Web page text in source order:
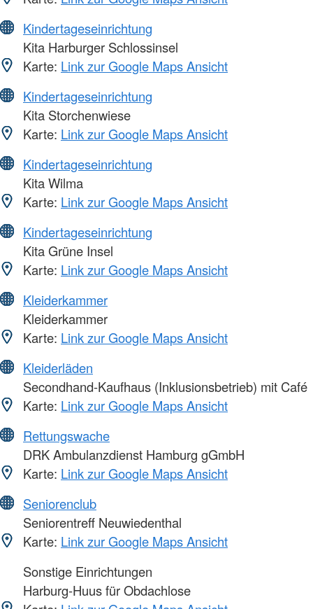
Kindertageseinrichtung
Kita Harburger Schlossinsel
Karte: Link zur Google Maps Ansicht
Kindertageseinrichtung
Kita Storchenwiese
Karte: Link zur Google Maps Ansicht
Kindertageseinrichtung
Kita Wilma
Karte: Link zur Google Maps Ansicht
Kindertageseinrichtung
Kita Grüne Insel
Karte: Link zur Google Maps Ansicht
Kleiderkammer
Kleiderkammer
Karte: Link zur Google Maps Ansicht
Kleiderläden
Secondhand-Kaufhaus (Inklusionsbetrieb) mit Café
Karte: Link zur Google Maps Ansicht
Rettungswache
DRK Ambulanzdienst Hamburg gGmbH
Karte: Link zur Google Maps Ansicht
Seniorenclub
Seniorentreff Neuwiedenthal
Karte: Link zur Google Maps Ansicht
Sonstige Einrichtungen
Harburg-Huus für Obdachlose